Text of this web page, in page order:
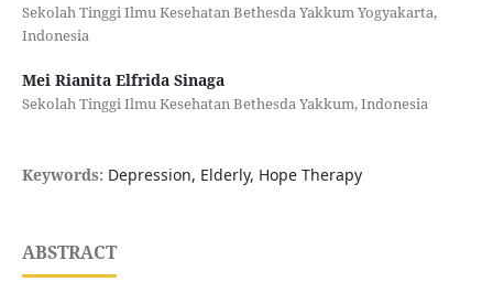
Sekolah Tinggi Ilmu Kesehatan Bethesda Yakkum Yogyakarta,
Indonesia
Mei Rianita Elfrida Sinaga
Sekolah Tinggi Ilmu Kesehatan Bethesda Yakkum, Indonesia
Keywords: Depression, Elderly, Hope Therapy
ABSTRACT